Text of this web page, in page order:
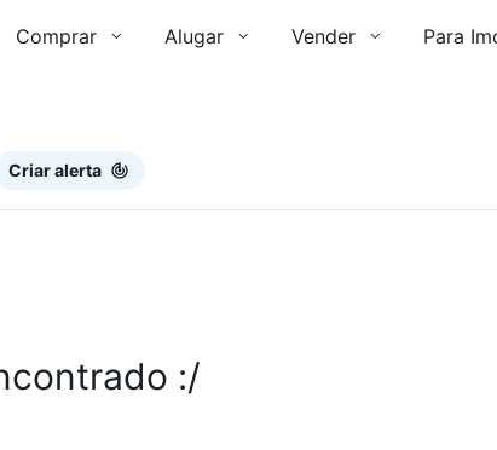
Comprar Alugar Vender Para
Criar alerta
:/